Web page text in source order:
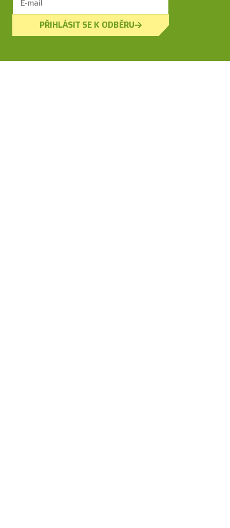
PŘIHLÁSIT SE K ODBĚRU